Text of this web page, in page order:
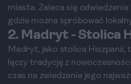
miasta. Zaleca się
gdzie można spróbować
2. Madryt - Stolica
Madryt, jako stolica Hiszpanii,
łączy tradycję z
czas na zwiedzanie jego